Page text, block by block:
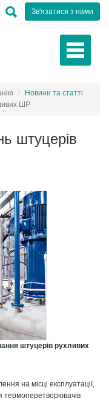
Зв'язатися з нами
Новини та статті
ШР
штуцерів
штуцерів рухливих
на місці експлуатації,
термоперетворювачів